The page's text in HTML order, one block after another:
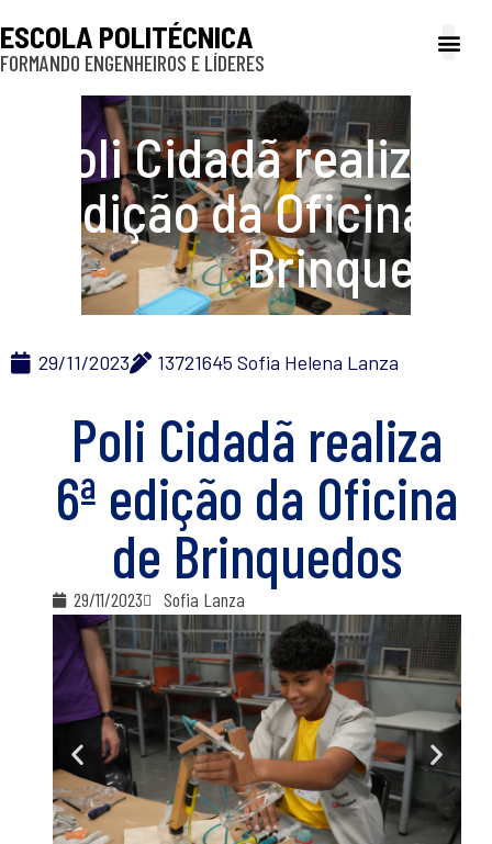
ESCOLA POLITÉCNICA
FORMANDO ENGENHEIROS E LÍDERES
Poli Cidadã realiza 6ª
edição da Oficina de
Brinquedos
29/11/2023 13721645 Sofia Helena Lanza
Poli Cidadã realiza
6ª edição da Oficina
de Brinquedos
29/11/2023 Sofia Lanza